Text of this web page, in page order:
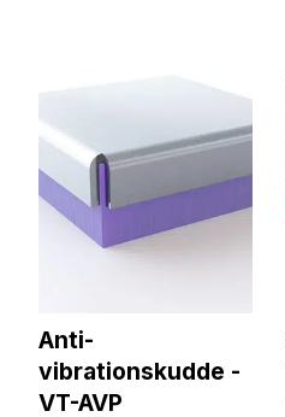
Anti-
vibrationskudde -
VT-AVP